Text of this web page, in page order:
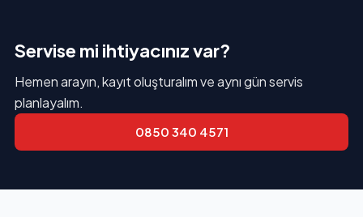
Servise mi ihtiyacınız var?
Hemen arayın, kayıt oluşturalım ve aynı gün servis
planlayalım.
0850 340 4571